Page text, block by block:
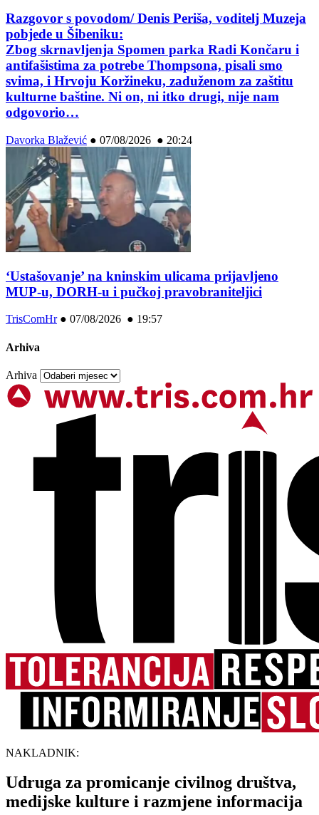
Razgovor s povodom/ Denis Periša, voditelj Muzeja
pobjede u Šibeniku:
Zbog skrnavljenja Spomen parka Radi Končaru i
antifašistima za potrebe Thompsona, pisali smo
svima, i Hrvoju Koržineku, zaduženom za zaštitu
kulturne baštine. Ni on, ni itko drugi, nije nam
odgovorio…
Davorka Blažević ● 07/08/2026 ● 20:24
‘Ustašovanje’ na kninskim ulicama prijavljeno
MUP-u, DORH-u i pučkoj pravobraniteljici
TrisComHr● 07/08/2026 ● 19:57
Arhiva
Arhiva
NAKLADNIK:
Udruga za promicanje civilnog društva,
medijske kulture i razmjene informacija